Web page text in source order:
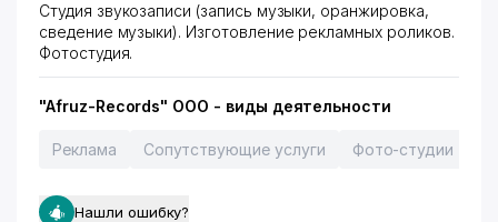
Студия звукозаписи (запись музыки, оранжировка,
сведение музыки). Изготовление рекламных роликов.
Фотостудия.
"Afruz-Records" ООО - виды деятельности
Реклама Сопутствующие услуги Фото-студии
Нашли ошибку?